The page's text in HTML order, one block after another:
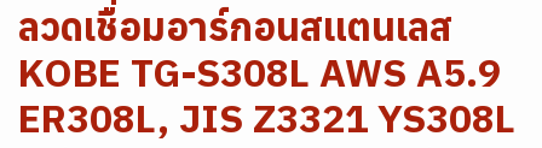
ลวดเชื่อมอาร์กอนสแตนเลส
KOBE TG-S308L AWS A5.9
ER308L, JIS Z3321 YS308L